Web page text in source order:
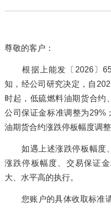
尊敬的客户：
根据上能发〔2026〕65
知，经公司研究决定，自
时起，低硫燃料油期货合约
公司保证金标准调整为29%
油期货合约涨跌停板幅度调整
如遇上述涨跌停板幅度
涨跌停板幅度、交易保证
大、水平高的执行。
您账户的具体收取标准请